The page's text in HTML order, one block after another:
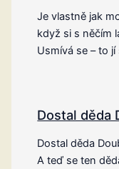
Je vlastně jak
když si s něčím
Usmívá se – to
Dostal děda
Dostal děda
A teď se ten